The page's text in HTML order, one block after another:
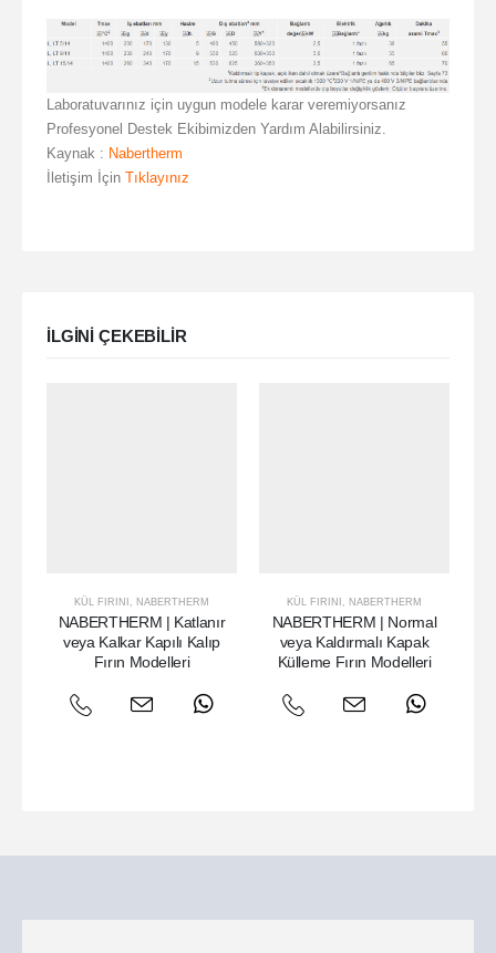
Laboratuvarınız için uygun modele karar veremiyorsanız
Profesyonel Destek Ekibimizden Yardım Alabilirsiniz.
Kaynak : Nabertherm
İletişim İçin Tıklayınız
ILGINI ÇEKEBILIR
KÜL FIRINI , NABERTHERM
NABERTHERM | Katlanır
veya Kalkar Kapılı Kalıp
Fırın Modelleri
KÜL FIRINI , NABERTHERM
NABERTHERM | Normal
veya Kaldırmalı Kapak
Külleme Fırın Modelleri